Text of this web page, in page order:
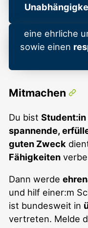
eine ehrliche
sowie einen
Mitmachen
Du bistStudent:in
spannende,
guten Zweck
Fähigkeiten
Dann werde
und hilf einer:m
ist bundesweit in
vertreten. Melde